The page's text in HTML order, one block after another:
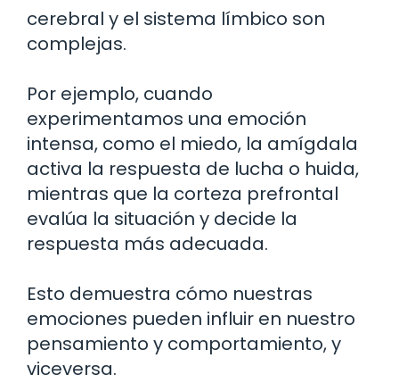
cerebral y el sistema límbico son
complejas.
Por ejemplo, cuando
experimentamos una emoción
intensa, como el miedo, la amígdala
activa la respuesta de lucha o huida,
mientras que la corteza prefrontal
evalúa la situación y decide la
respuesta más adecuada.
Esto demuestra cómo nuestras
emociones pueden influir en nuestro
pensamiento y comportamiento, y
viceversa.